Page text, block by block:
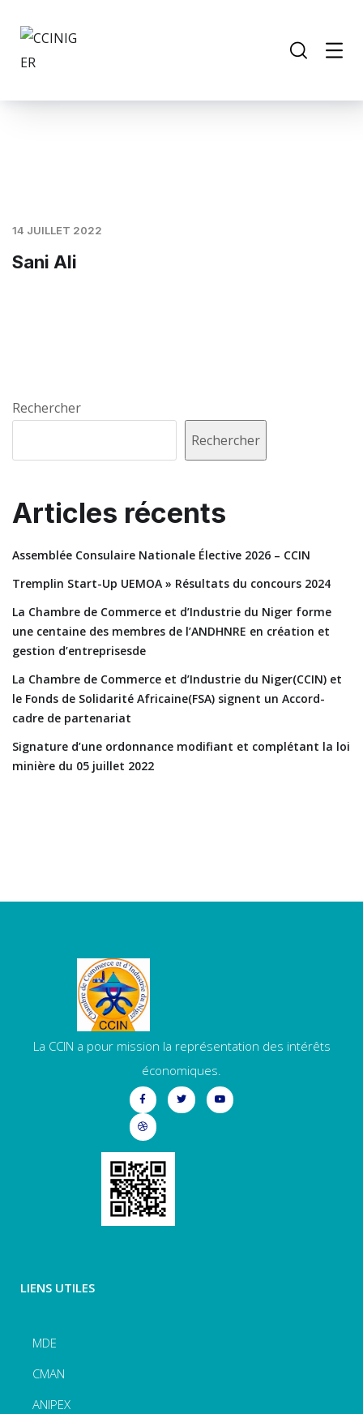
14 JUILLET 2022
Sani Ali
Rechercher
Rechercher
Articles récents
Assemblée Consulaire Nationale Élective 2026 – CCIN
Tremplin Start-Up UEMOA » Résultats du concours 2024
La Chambre de Commerce et d’Industrie du Niger forme
une centaine des membres de l’ANDHNRE en création et
gestion d’entreprisesde
La Chambre de Commerce et d’Industrie du Niger(CCIN) et
le Fonds de Solidarité Africaine(FSA) signent un Accord-
cadre de partenariat
Signature d’une ordonnance modifiant et complétant la loi
minière du 05 juillet 2022
La CCIN a pour mission la représentation des intérêts
économiques.
LIENS UTILES
MDE
CMAN
ANIPEX